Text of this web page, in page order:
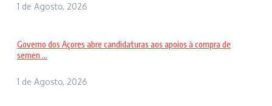
1 de Agosto, 2026
Governo dos Açores abre candidaturas aos apoios à compra de
semen ...
1 de Agosto, 2026